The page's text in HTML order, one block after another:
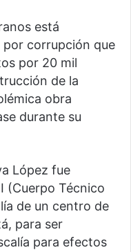
está
por corrupción que
por 20 mil
de la
obra
durante su
López fue
(Cuerpo Técnico
de un centro de
para ser
para efectos